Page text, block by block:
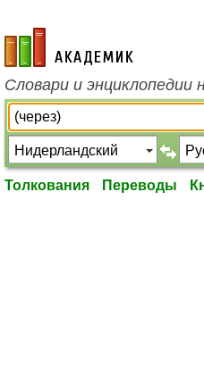
academic.ru
Словари и энциклопедии
Толкования Переводы